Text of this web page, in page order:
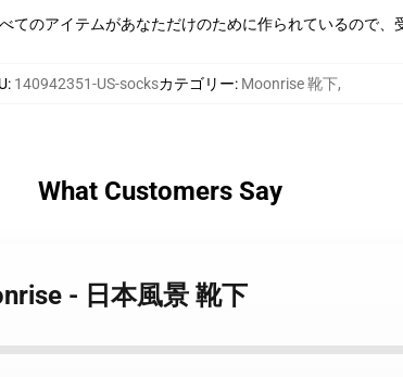
てのアイテムがあなただけのために作られているので
: 140942351-US-socksカテゴリー: Moonrise 靴下,
What Customers Say
- 日本風景 靴下